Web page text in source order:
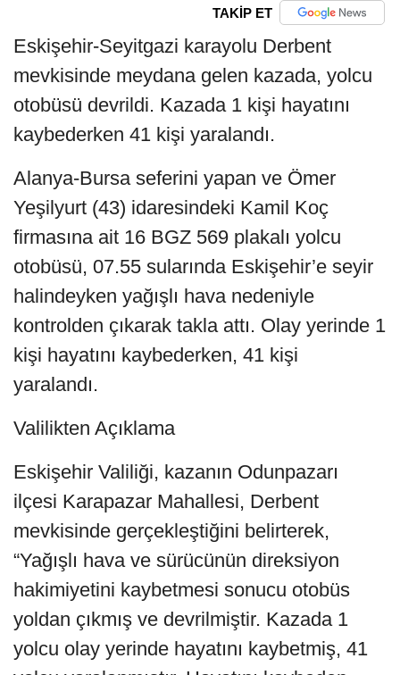
TAKİP ET
Eskişehir-Seyitgazi karayolu Derbent
mevkisinde meydana gelen kazada, yolcu
otobüsü devrildi. Kazada 1 kişi hayatını
kaybederken 41 kişi yaralandı.
Alanya-Bursa seferini yapan ve Ömer
Yeşilyurt (43) idaresindeki Kamil Koç
firmasına ait 16 BGZ 569 plakalı yolcu
otobüsü, 07.55 sularında Eskişehir’e seyir
halindeyken yağışlı hava nedeniyle
kontrolden çıkarak takla attı. Olay yerinde 1
kişi hayatını kaybederken, 41 kişi
yaralandı.
Valilikten Açıklama
Eskişehir Valiliği, kazanın Odunpazarı
ilçesi Karapazar Mahallesi, Derbent
mevkisinde gerçekleştiğini belirterek,
“Yağışlı hava ve sürücünün direksiyon
hakimiyetini kaybetmesi sonucu otobüs
yoldan çıkmış ve devrilmiştir. Kazada 1
yolcu olay yerinde hayatını kaybetmiş, 41